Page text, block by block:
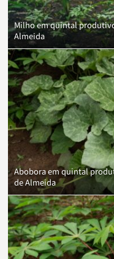
Milho em quintal
Almeida
Abobora em quintal
de Almeida